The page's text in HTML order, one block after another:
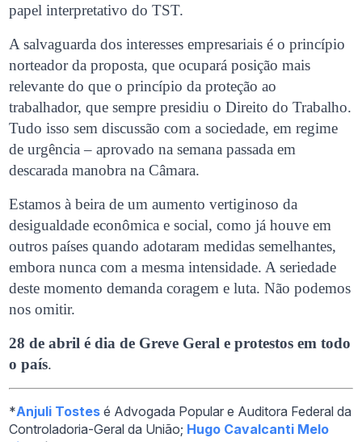
papel interpretativo do TST.
A salvaguarda dos interesses empresariais é o princípio
norteador da proposta, que ocupará posição mais
relevante do que o princípio da proteção ao
trabalhador, que sempre presidiu o Direito do Trabalho.
Tudo isso sem discussão com a sociedade, em regime
de urgência – aprovado na semana passada em
descarada manobra na Câmara.
Estamos à beira de um aumento vertiginoso da
desigualdade econômica e social, como já houve em
outros países quando adotaram medidas semelhantes,
embora nunca com a mesma intensidade. A seriedade
deste momento demanda coragem e luta. Não podemos
nos omitir.
28 de abril é dia de Greve Geral e protestos em todo
o país.
*Anjuli Tostesé Advogada Popular e Auditora Federal da
Controladoria-Geral da União; Hugo Cavalcanti Melo